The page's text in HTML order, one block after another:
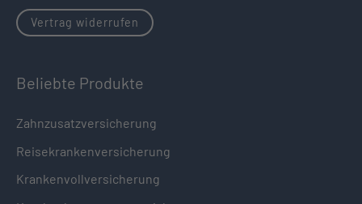
Vertrag widerrufen
Beliebte Produkte
Zahnzusatzversicherung
Reisekrankenversicherung
Krankenvollversicherung